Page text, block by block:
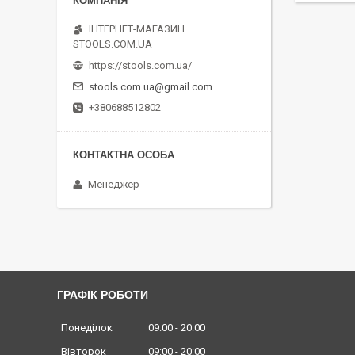
ІНТЕРНЕТ-МАГАЗИН
STOOLS.COM.UA
https://stools.com.ua/
stools.com.ua@gmail.com
+380688512802
Менеджер
ГРАФІК РОБОТИ
Понеділок 09:00
20:00
Вівторок
09:00 20:00